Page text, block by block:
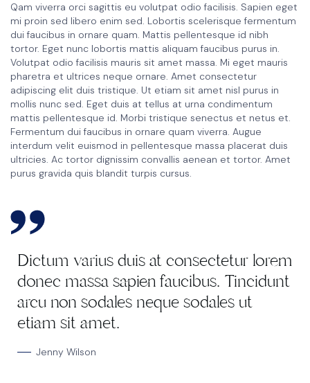
Qam viverra orci sagittis eu volutpat odio facilisis. Sapien eget
mi proin sed libero enim sed. Lobortis scelerisque fermentum
dui faucibus in ornare quam. Mattis pellentesque id nibh
tortor. Eget nunc lobortis mattis aliquam faucibus purus in.
Volutpat odio facilisis mauris sit amet massa. Mi eget mauris
pharetra et ultrices neque ornare. Amet consectetur
adipiscing elit duis tristique. Ut etiam sit amet nisl purus in
mollis nunc sed. Eget duis at tellus at urna condimentum
mattis pellentesque id. Morbi tristique senectus et netus et.
Fermentum dui faucibus in ornare quam viverra. Augue
interdum velit euismod in pellentesque massa placerat duis
ultricies. Ac tortor dignissim convallis aenean et tortor. Amet
purus gravida quis blandit turpis cursus.
Dictum varius duis at consectetur lorem
donec massa sapien faucibus. Tincidunt
arcu non sodales neque sodales ut
etiam sit amet.
Jenny Wilson